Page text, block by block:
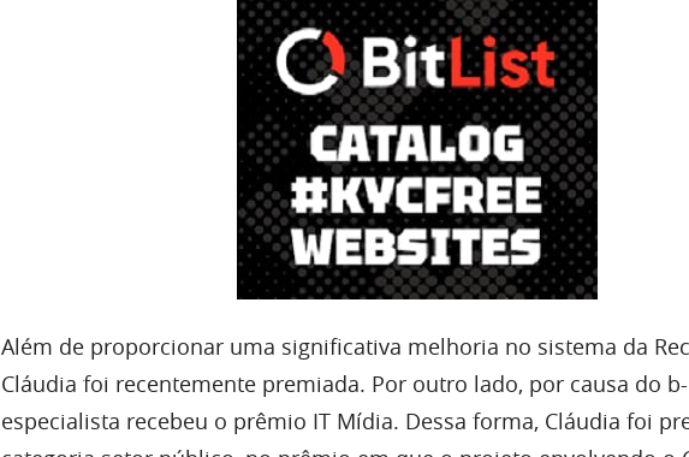
Além de proporcionar uma significativa melhoria no sistema da
Cláudia foi recentemente premiada. Por outro lado, por causa do b-
especialista recebeu o prêmio IT Mídia. Dessa forma, Cláudia foi